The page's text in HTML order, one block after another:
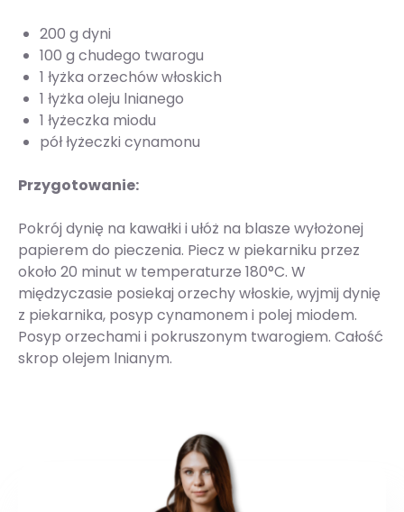
200 g dyni
100 g chudego twarogu
1 łyżka orzechów włoskich
1 łyżka oleju lnianego
1 łyżeczka miodu
pół łyżeczki cynamonu
Przygotowanie:
Pokrój dynię na kawałki i ułóż na blasze wyłożonej
papierem do pieczenia. Piecz w piekarniku przez
około 20 minut w temperaturze 180°C. W
międzyczasie posiekaj orzechy włoskie, wyjmij dynię
z piekarnika, posyp cynamonem i polej miodem.
Posyp orzechami i pokruszonym twarogiem. Całość
skrop olejem lnianym.